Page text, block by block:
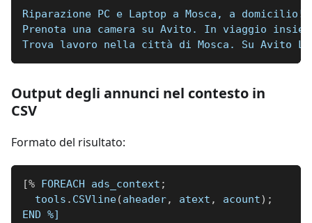
Riparazione PC e Laptop a Mosca, a
Prenota una camera su Avito. In viaggio
Trova lavoro nella città di Mosca. Su Avito
Output degli annunci nel contesto in
CSV
Formato del risultato:
[% FOREACH ads_context ;
  tools
. CSVline(aheader, atext , acount) ;
END %]